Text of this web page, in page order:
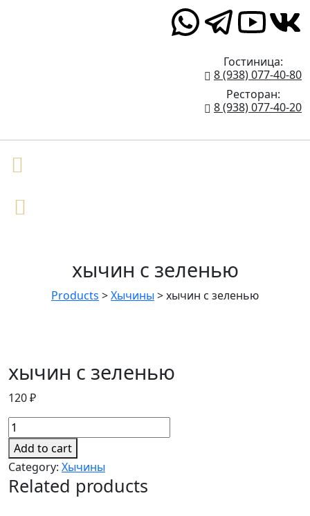
Гостиница:
8 (938) 077-40-80
Ресторан:
8 (938) 077-40-20
хычин с зеленью
Products >Хычины >хычин с зеленью
хычин с зеленью
120₽
хычин
с
зеленью
quantity
Add to cart
Category: Хычины
Related products